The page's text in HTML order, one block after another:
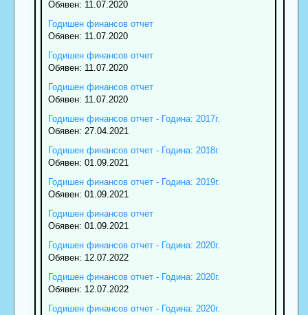
Обявен: 11.07.2020
Годишен финансов отчет
Обявен: 11.07.2020
Годишен финансов отчет
Обявен: 11.07.2020
Годишен финансов отчет
Обявен: 11.07.2020
Годишен финансов отчет - Година: 2017г.
Обявен: 27.04.2021
Годишен финансов отчет - Година: 2018г.
Обявен: 01.09.2021
Годишен финансов отчет - Година: 2019г.
Обявен: 01.09.2021
Годишен финансов отчет
Обявен: 01.09.2021
Годишен финансов отчет - Година: 2020г.
Обявен: 12.07.2022
Годишен финансов отчет - Година: 2020г.
Обявен: 12.07.2022
Годишен финансов отчет - Година: 2020г.